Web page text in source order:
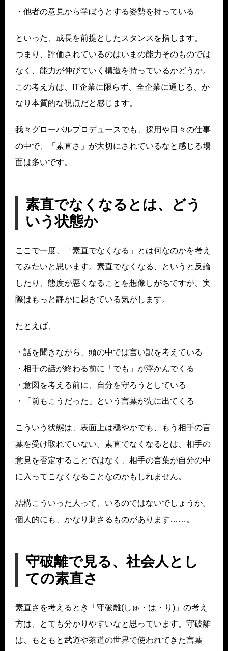
・他者の意見から学ぼうとする姿勢を持っている
といった、成長を前提としたスタンスを指します。
つまり、評価されているのはいまの能力そのものでは
なく、能力が伸びていく構造を持っているかどうか。
この考え方は、IT企業に限らず、全企業に通じる、か
なり本質的な視点だと感じます。
我々グローバルプロデュースでも、採用や日々の仕事
の中で、「素直さ」が大切にされているなと感じる場
面は多いです。
素直でなくなるとは、どう
いう状態か
ここで一度、「素直でなくなる」とは何なのかを考え
てみたいと思います。素直でなくなる、というと反論
したり、態度が悪くなることを想像しがちですが、実
際はもっと静かに起きている気がします。
たとえば、
・話を聞きながら、頭の中では言い訳を考えている
・相手の話が終わる前に「でも」が浮かんでくる
・意図を考える前に、自分を守ろうとしている
・「前もこうだった」という言葉が先に出てくる
こういう状態は、表面上は穏やかでも、もう相手の言
葉を受け取れていない。素直でなくなるとは、相手の
意見を否定することではなく、相手の言葉が自分の中
に入ってこなくなることなのかもしれません。
結構こういった人って、いるのではないでしょうか。
個人的にも、かなり刺さるものがあります……。
守破離で見る、社会人とし
ての素直さ
素直さを考えるとき「守破離(しゅ・は・り)」の考え
方は、とても分かりやすいなと思っています。守破離
は、もともと武道や茶道の世界で使われてきた言葉